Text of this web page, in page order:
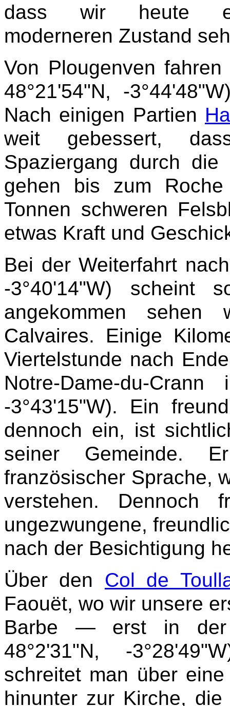
dass wir heute
moderneren Zustand
Von Plougenven
48°21'54"N, -
Nach einigen Partien
weit gebessert,
Spaziergang durch
gehen bis zum
Tonnen schweren
etwas Kraft und
Bei der Weiterfahrt
-3°40'14"W) scheint
angekommen
Calvaires. Einige
Viertelstunde nach
Notre-Dame-du-
-3°43'15"W). Ein
dennoch ein, ist
seiner Gemeinde.
französischer Sprache,
verstehen. Dennoch
ungezwungene,
nach der Besichtigung
Über den Col de
Faouët, wo wir unsere
Barbe — erst in der
48°2'31"N, -
schreitet man über
hinunter zur Kirche,